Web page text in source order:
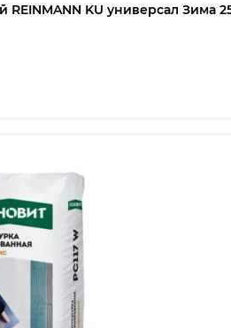
REINMANN KU универсал Зима